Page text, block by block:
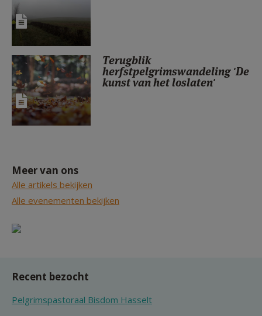
Terugblik
herfstpelgrimswandeling 'De
kunst van het loslaten'
Meer van ons
Alle artikels bekijken
Alle evenementen bekijken
Recent bezocht
Pelgrimspastoraal Bisdom Hasselt